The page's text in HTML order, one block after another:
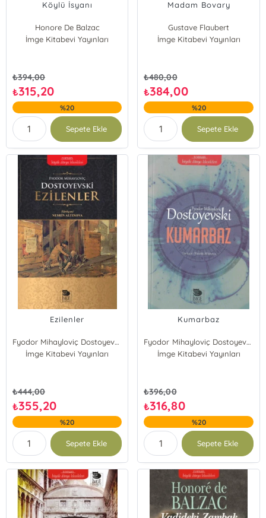
Köylü İsyanı
Honore De Balzac
İmge Kitabevi Yayınları
₺394,00
₺315,20
%20
Sepete Ekle
Madam Bovary
Gustave Flaubert
İmge Kitabevi Yayınları
₺480,00
₺384,00
%20
Sepete Ekle
Ezilenler
Fyodor Mihayloviç Dostoyevski
İmge Kitabevi Yayınları
₺444,00
₺355,20
%20
Sepete Ekle
Kumarbaz
Fyodor Mihayloviç Dostoyevski
İmge Kitabevi Yayınları
₺396,00
₺316,80
%20
Sepete Ekle